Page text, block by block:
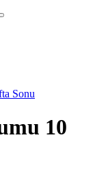
Sonu
10